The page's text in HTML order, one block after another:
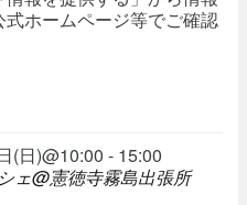
ホームページ等でご確認
(日)@10:00 - 15:00
ェ@憲徳寺霧島出張所